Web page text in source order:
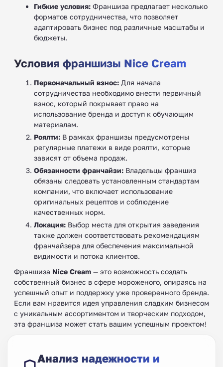
Гибкие условия: Франшиза предлагает несколько
форматов сотрудничества, что позволяет
адаптировать бизнес под различные масштабы и
бюджеты.
Условия франшизы Nice Cream
Первоначальный взнос: Для начала
сотрудничества необходимо внести первичный
взнос, который покрывает право на
использование бренда и доступ к обучающим
материалам.
Роялти: В рамках франшизы предусмотрены
регулярные платежи в виде роялти, которые
зависят от объема продаж.
Обязанности франчайзи: Владельцы франшиз
обязаны следовать установленным стандартам
компании, что включает использование
оригинальных рецептов и соблюдение
качественных норм.
Локация: Выбор места для открытия заведения
также должен соответствовать рекомендациям
франчайзера для обеспечения максимальной
видимости и потока клиентов.
Франшиза Nice Cream — это возможность создать
собственный бизнес в сфере мороженого, опираясь на
успешный опыт и поддержку уже проверенного бренда.
Если вам нравится идея управления сладким бизнесом
с уникальным ассортиментом и творческим подходом,
эта франшиза может стать вашим успешным проектом!
Анализ надежности и